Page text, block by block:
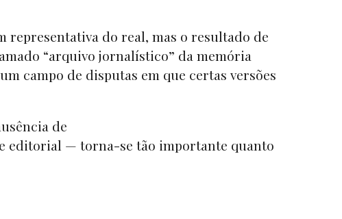
representativa do real, mas o resultado de
“arquivo jornalístico” da memória
campo de disputas em que certas versões
de
editorial — torna-se tão importante quanto